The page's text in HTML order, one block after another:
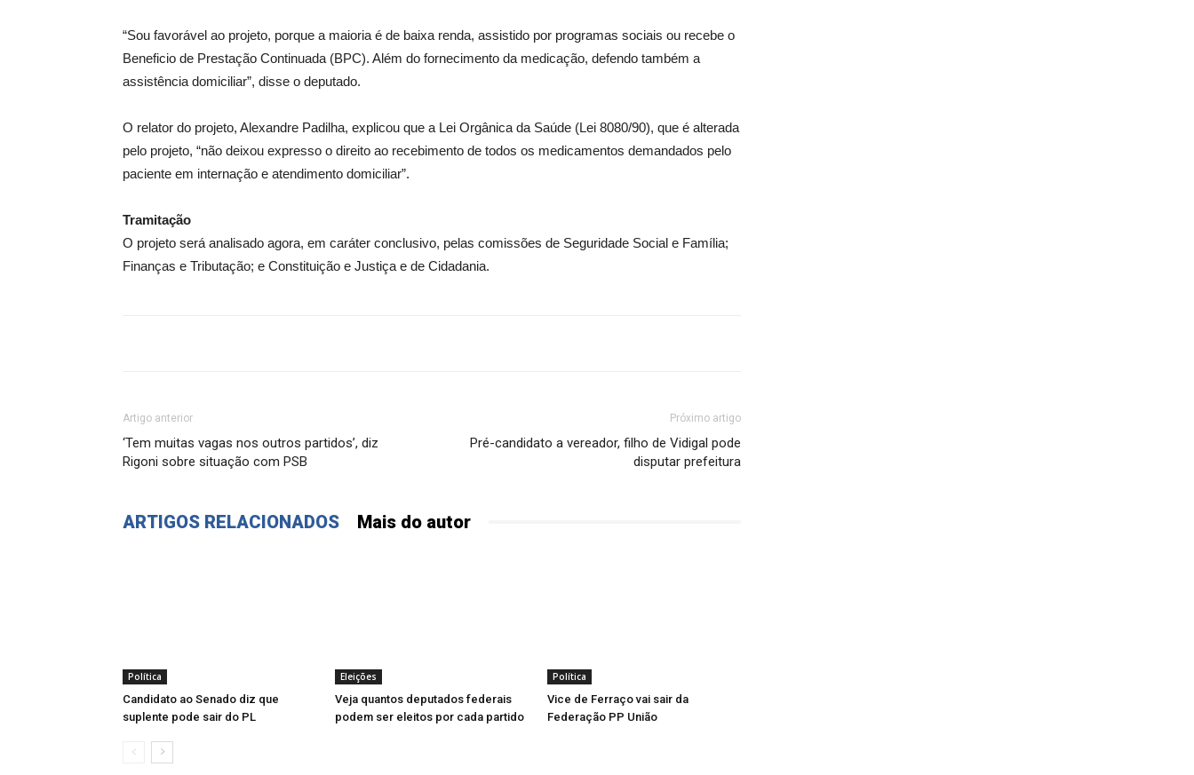
“Sou favorável ao projeto, porque a maioria é de baixa renda, assistido por programas sociais ou recebe o
Beneficio de Prestação Continuada (BPC). Além do fornecimento da medicação, defendo também a
assistência domiciliar”, disse o deputado.
O relator do projeto, Alexandre Padilha, explicou que a Lei Orgânica da Saúde (Lei 8080/90), que é alterada
pelo projeto, “não deixou expresso o direito ao recebimento de todos os medicamentos demandados pelo
paciente em internação e atendimento domiciliar”.
Tramitação
O projeto será analisado agora, em caráter conclusivo, pelas comissões de Seguridade Social e Família;
Finanças e Tributação; e Constituição e Justiça e de Cidadania.
Artigo anterior
‘Tem muitas vagas nos outros partidos’, diz
Rigoni sobre situação com PSB
Próximo artigo
Pré-candidato a vereador, filho de Vidigal pode
disputar prefeitura
ARTIGOS RELACIONADOS Mais do autor
Política
Candidato ao Senado diz que
suplente pode sair do PL
Eleições
Veja quantos deputados federais
podem ser eleitos por cada partido
Política
Vice de Ferraço vai sair da
Federação PP União